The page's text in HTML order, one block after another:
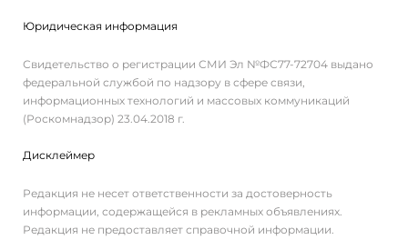
Юридическая информация
Свидетельство о регистрации СМИ Эл №ФС77-72704 выдано
федеральной службой по надзору в сфере связи,
информационных технологий и массовых коммуникаций
(Роскомнадзор) 23.04.2018 г.
Дисклеймер
Редакция не несет ответственности за достоверность
информации, содержащейся в рекламных объявлениях.
Редакция не предоставляет справочной информации.